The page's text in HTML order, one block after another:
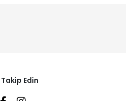
Edin